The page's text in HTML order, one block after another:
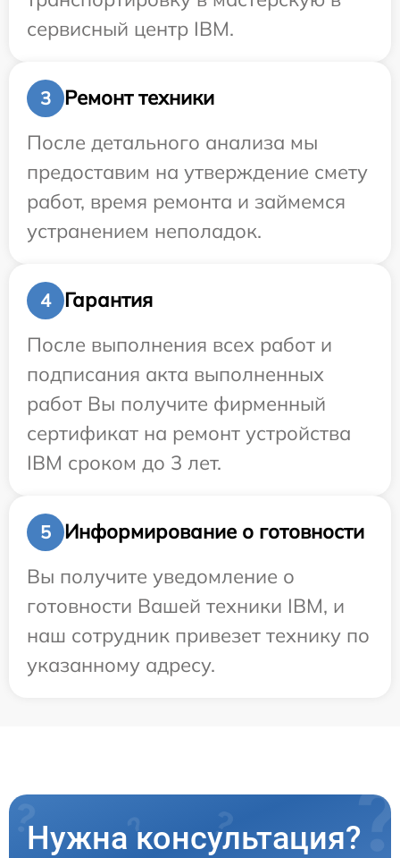
сервисный центр IBM.
3
Ремонт техники
После детального анализа мы
предоставим на утверждение смету
работ, время ремонта и займемся
устранением неполадок.
4
Гарантия
После выполнения всех работ и
подписания акта выполненных
работ Вы получите фирменный
сертификат на ремонт устройства
IBM сроком до 3 лет.
5
Информирование о готовности
Вы получите уведомление о
готовности Вашей техники IBM, и
наш сотрудник привезет технику по
указанному адресу.
Нужна консультация?